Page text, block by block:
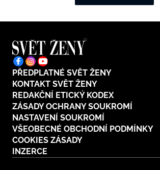
PŘEDPLATNÉ SVĚT ŽENY
KONTAKT SVĚT ŽENY
REDAKČNÍ ETICKÝ KODEX
ZÁSADY OCHRANY SOUKROMÍ
NASTAVENÍ SOUKROMÍ
VŠEOBECNÉ OBCHODNÍ PODMÍNKY
COOKIES ZÁSADY
INZERCE